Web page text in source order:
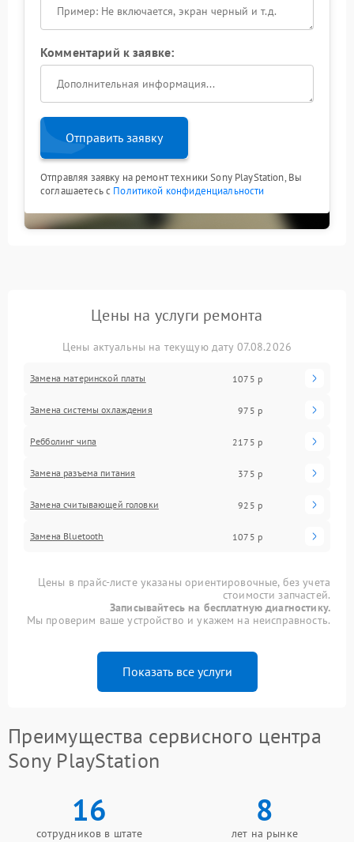
Комментарий к заявке:
Отправить заявку
Отправляя заявку на ремонт техники Sony PlayStation, Вы
соглашаетесь с Политикой конфиденциальности
Цены на услуги ремонта
Цены актуальны на текущую дату 07.08.2026
Замена материнской платы 1075 р
Замена системы охлаждения 975 р
Ребболинг чипа 2175 р
Замена разъема питания 375 р
Замена считывающей головки 925 р
Замена Bluetooth 1075 р
Цены в прайс-листе указаны ориентировочные, без учета
стоимости запчастей.
Записывайтесь на бесплатную диагностику.
Мы проверим ваше устройство и укажем на неисправность.
Показать все услуги
Преимущества сервисного центра
Sony PlayStation
16
сотрудников в штате
8
лет на рынке